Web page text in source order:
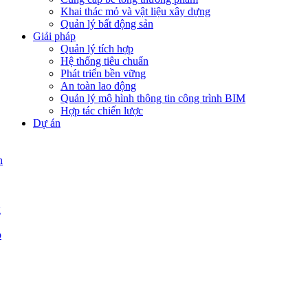
Khai thác mỏ và vật liệu xây dựng
Quản lý bất động sản
Giải pháp
Quản lý tích hợp
Hệ thống tiêu chuẩn
Phát triển bền vững
An toàn lao động
Quản lý mô hình thông tin công trình BIM
Hợp tác chiến lược
Dự án